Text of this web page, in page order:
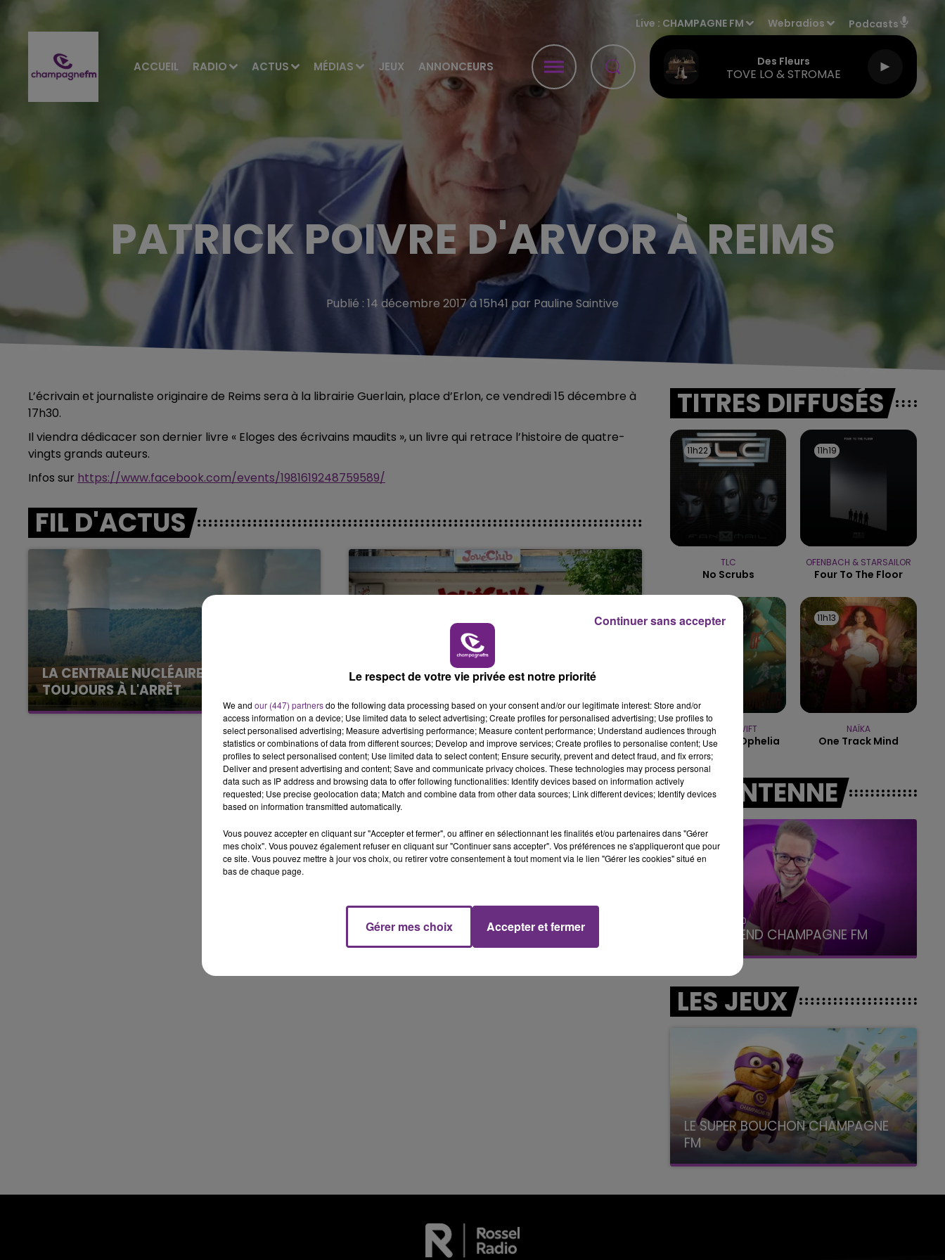
ACCUEIL RADIO ACTUS MÉDIAS JEUX ANNONCEURS
Live : CHAMPAGNE FM Webradios Podcasts
Des Fleurs
TOVE LO & STROMAE
7h00 - 12h00
LE WEEK-END CHAMPAGNE FM
16h00 - 20h00
LE WEEK-END CHAMPAGNE FM
7h00 - 12h00
LE WEEK-END CHAMPAGNE FM
PATRICK POIVRE D'ARVOR À REIMS
Publié : 14 décembre 2017 à 15h41 par Pauline Saintive
L’écrivain et journaliste originaire de Reims sera à la librairie Guerlain, place d’Erlon, ce vendredi 15 décembre à
17h30.
Il viendra dédicacer son dernier livre « Eloges des écrivains maudits », un livre qui retrace l’histoire de quatre-
vingts grands auteurs.
Infos sur https://www.facebook.com/events/1981619248759589/
FIL D'ACTUS
LA CENTRALE NUCLÉAIRE DE CHOOZ
TOUJOURS À L'ARRÊT
Cela fait déjà une semaine que la centrale
nucléaire ardennaise est à l'arrêt. Une situation
justifiée par la sécheresse intense qui est
LE MAGASIN JOUÉCLUB DE REIMS FERME
C'était l'une des institutions du centre-ville
rémois. Le magasin JouéClub est contraint de
fermer ses portes.
TITRES DIFFUSÉS
11h22
11h22
TLC
No Scrubs
11h19
11h19
OFENBACH & STARSAILOR
Four To The Floor
11h16
11h16
TAYLOR SWIFT
The Fate Of Ophelia
11h13
11h13
NAÏKA
One Track Mind
A L'ANTENNE
7h00 - 12h00
LE WEEK-END CHAMPAGNE FM
16h00 - 20h00
LE WEEK-END CHAMPAGNE FM
LES JEUX
LE SUPER BOUCHON CHAMPAGNE
FM
avec La Famille Champagne FM, à 8H10
Le respect de votre vie privée est notre priorité
We and our (447) partnersdo the following data processing based on your consent and/or our legitimate interest: Store and/or
access information on a device; Use limited data to select advertising; Create profiles for personalised advertising; Use profiles to
select personalised advertising; Measure advertising performance; Measure content performance; Understand audiences through
statistics or combinations of data from different sources; Develop and improve services; Create profiles to personalise content; Use
profiles to select personalised content; Use limited data to select content; Ensure security, prevent and detect fraud, and fix errors;
Deliver and present advertising and content; Save and communicate privacy choices. These technologies may process personal
data such as IP address and browsing data to offer following functionalities: Identify devices based on information actively
requested; Use precise geolocation data; Match and combine data from other data sources; Link different devices; Identify devices
based on information transmitted automatically.
Vous pouvez accepter en cliquant sur "Accepter et fermer", ou affiner en sélectionnant les finalités et/ou partenaires dans "Gérer
mes choix". Vous pouvez également refuser en cliquant sur "Continuer sans accepter". Vos préférences ne s'appliqueront que pour
ce site. Vous pouvez mettre à jour vos choix, ou retirer votre consentement à tout moment via le lien "Gérer les cookies" situé en
bas de chaque page.
Gérer mes choix Accepter et fermer
Continuer sans accepter